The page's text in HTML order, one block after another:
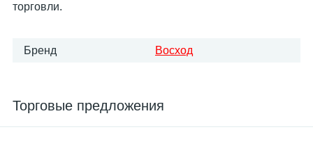
торговли.
Бренд Восход
Торговые предложения